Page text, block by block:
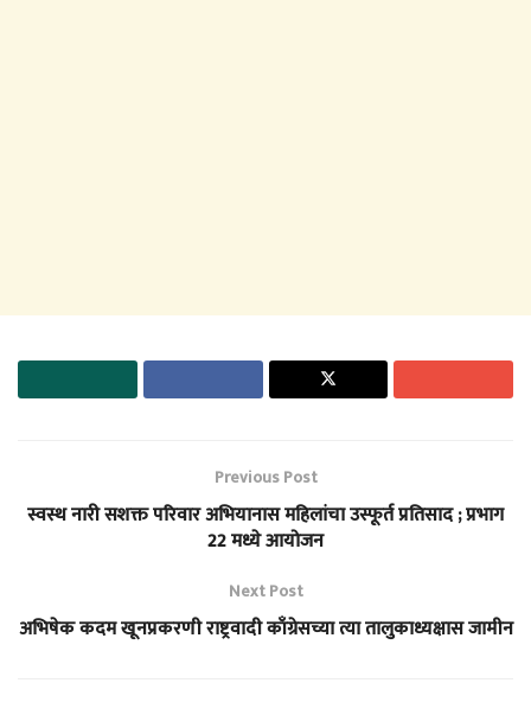
Previous Post
स्वस्थ नारी सशक्त परिवार अभियानास महिलांचा उस्फूर्त प्रतिसाद ; प्रभाग
22 मध्ये आयोजन
Next Post
अभिषेक कदम खूनप्रकरणी राष्ट्रवादी काँग्रेसच्या त्या तालुकाध्यक्षास जामीन